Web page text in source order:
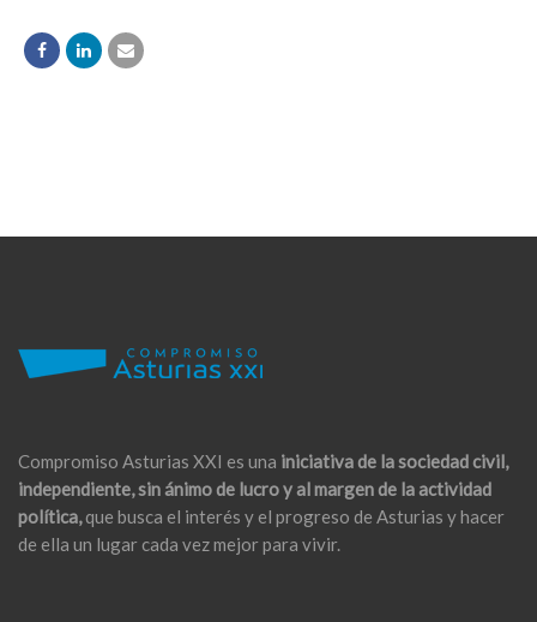
Compromiso Asturias XXI es una iniciativa de la sociedad civil,
independiente, sin ánimo de lucro y al margen de la actividad
política,que busca el interés y el progreso de Asturias y hacer
de ella un lugar cada vez mejor para vivir.